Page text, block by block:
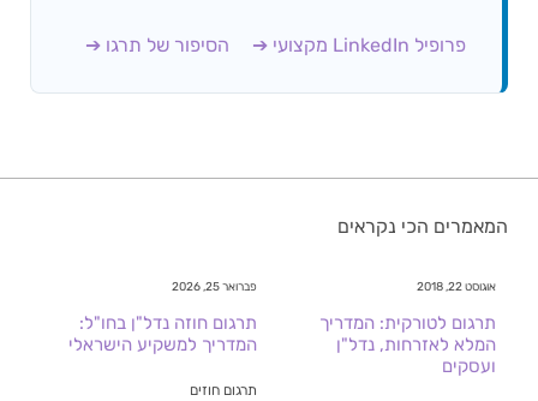
פרופיל LinkedIn מקצועי ➔ הסיפור של תרגו ➔
המאמרים הכי נקראים
אוגוסט 22, 2018
תרגום לטורקית: המדריך
המלא לאזרחות, נדל"ן
ועסקים
פברואר 25, 2026
תרגום חוזה נדל"ן בחו"ל:
המדריך למשקיע הישראלי
תרגום חוזים